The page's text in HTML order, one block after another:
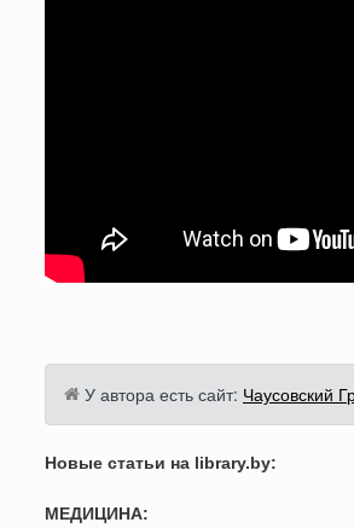
У автора есть сайт: Чаусовский
Новые статьи на library.by:
МЕДИЦИНА: